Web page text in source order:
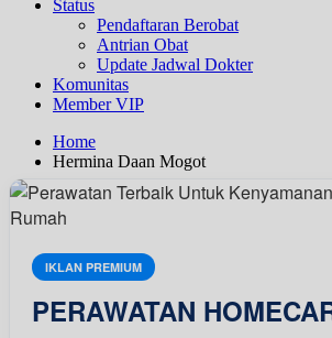
Status
Pendaftaran Berobat
Antrian Obat
Update Jadwal Dokter
Komunitas
Member VIP
Home
Hermina Daan Mogot
IKLAN PREMIUM
PERAWATAN